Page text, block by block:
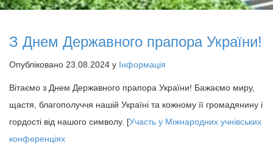
З Днем Державного прапора України!
Опубліковано 23.08.2024 у Інформація
Вітаємо з Днем Державного прапора України! Бажаємо миру,
щастя, благополуччя нашій Україні та кожному її громадянину і
гордості від нашого символу. [Участь у Міжнародних учнівських
конференціях